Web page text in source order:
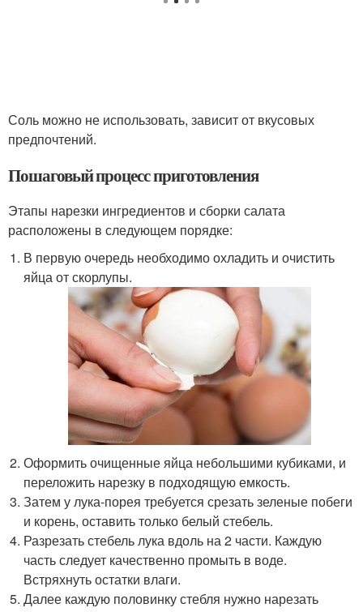
Соль можно не использовать, зависит от вкусовых
предпочтений.
Пошаговый процесс приготовления
Этапы нарезки ингредиентов и сборки салата
расположены в следующем порядке:
В первую очередь необходимо охладить и очистить
яйца от скорлупы.
Оформить очищенные яйца небольшими кубиками, и
переложить нарезку в подходящую емкость.
Затем у лука-порея требуется срезать зеленые побеги
и корень, оставить только белый стебель.
Разрезать стебель лука вдоль на 2 части. Каждую
часть следует качественно промыть в воде.
Встряхнуть остатки влаги.
Далее каждую половинку стебля нужно нарезать